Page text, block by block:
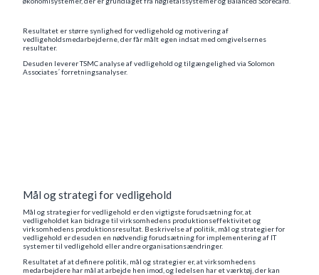
Resultatet er større synlighed for vedligehold og motivering af
vedligeholdsmedarbejderne, der får målt egen indsat med omgivelsernes
resultater.
Desuden leverer TSMC analyse af vedligehold og tilgængelighed via Solomon
Associates´ forretningsanalyser.
Mål og strategi for vedligehold
Mål og strategier for vedligehold er den vigtigste forudsætning for, at
vedligeholdet kan bidrage til virksomhedens produktionseffektivitet og
virksomhedens produktionsresultat. Beskrivelse af politik, mål og strategier for
vedligehold er desuden en nødvendig forudsætning for implementering af IT
systemer til vedligehold eller andre organisationsændringer.
Resultatet af at definere politik, mål og strategier er, at virksomhedens
medarbejdere har mål at arbejde hen imod, og ledelsen har et værktøj, der kan